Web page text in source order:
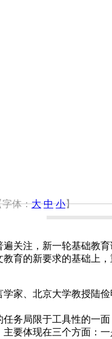
字体：大 中 小】
关注，新一轮基础教
育的新要求的基础上
、北京大学教授陆俭
局限于工具性的一面
要体现在三个方面：